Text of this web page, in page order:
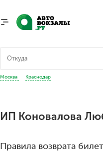
Москва Краснодар
ИП Коновалова
Правила возврата